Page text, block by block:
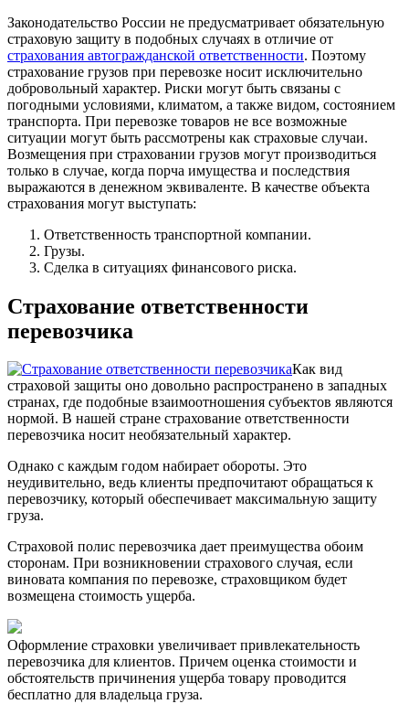
Законодательство России не предусматривает обязательную
страховую защиту в подобных случаях в отличие от
страхования автогражданской ответственности. Поэтому
страхование грузов при перевозке носит исключительно
добровольный характер. Риски могут быть связаны с
погодными условиями, климатом, а также видом, состоянием
транспорта. При перевозке товаров не все возможные
ситуации могут быть рассмотрены как страховые случаи.
Возмещения при страховании грузов могут производиться
только в случае, когда порча имущества и последствия
выражаются в денежном эквиваленте. В качестве объекта
страхования могут выступать:
Ответственность транспортной компании.
Грузы.
Сделка в ситуациях финансового риска.
Страхование ответственности
перевозчика
Как вид
страховой защиты оно довольно распространено в западных
странах, где подобные взаимоотношения субъектов являются
нормой. В нашей стране страхование ответственности
перевозчика носит необязательный характер.
Однако с каждым годом набирает обороты. Это
неудивительно, ведь клиенты предпочитают обращаться к
перевозчику, который обеспечивает максимальную защиту
груза.
Страховой полис перевозчика дает преимущества обоим
сторонам. При возникновении страхового случая, если
виновата компания по перевозке, страховщиком будет
возмещена стоимость ущерба.
Оформление страховки увеличивает привлекательность
перевозчика для клиентов. Причем оценка стоимости и
обстоятельств причинения ущерба товару проводится
бесплатно для владельца груза.